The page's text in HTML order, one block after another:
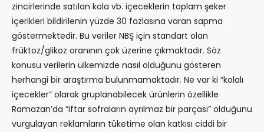
zincirlerinde satılan kola vb. içeceklerin toplam şeker
içerikleri bildirilenin yüzde 30 fazlasına varan sapma
göstermektedir. Bu veriler NBŞ için standart olan
früktoz/glikoz oranının çok üzerine çıkmaktadır. Söz
konusu verilerin ülkemizde nasıl olduğunu gösteren
herhangi bir araştırma bulunmamaktadır. Ne var ki “kolalı
içecekler” olarak gruplanabilecek ürünlerin özellikle
Ramazan’da “iftar sofraların ayrılmaz bir parçası” olduğunu
vurgulayan reklamların tüketime olan katkısı ciddi bir